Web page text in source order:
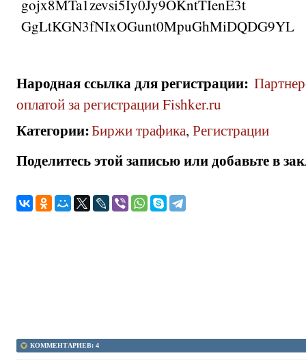
gojx8MTa1zevsi5Iy0Jy9OKntTIenE3t
GgLtKGN3fNIxOGunt0MpuGhMiDQDG9YL
Народная ссылка для регистрации:
оплатой за регистрации Fishker.ru
Категории:Биржи трафика,Регистрации
Поделитесь этой записью или добавьте в
КОММЕНТАРИЕВ: 4